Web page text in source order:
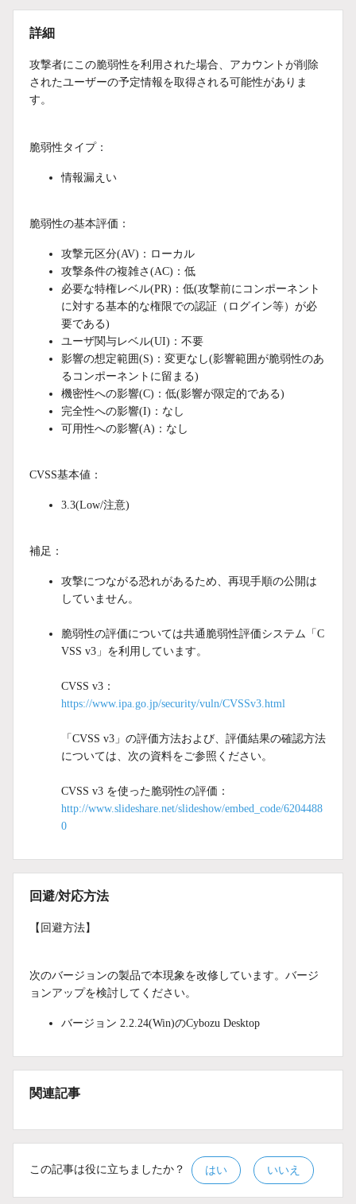
詳細
攻撃者にこの脆弱性を利用された場合、アカウントが削除
されたユーザーの予定情報を取得される可能性がありま
す。
脆弱性タイプ：
情報漏えい
脆弱性の基本評価：
攻撃元区分(AV)：ローカル
攻撃条件の複雑さ(AC)：低
必要な特権レベル(PR)：低(攻撃前にコンポーネント
に対する基本的な権限での認証（ログイン等）が必
要である)
ユーザ関与レベル(UI)：不要
影響の想定範囲(S)：変更なし(影響範囲が脆弱性のあ
るコンポーネントに留まる)
機密性への影響(C)：低(影響が限定的である)
完全性への影響(I)：なし
可用性への影響(A)：なし
CVSS基本値：
3.3(Low/注意)
補足：
攻撃につながる恐れがあるため、再現手順の公開は
していません。
脆弱性の評価については共通脆弱性評価システム「C
VSS v3」を利用しています。
CVSS v3：
https://www.ipa.go.jp/security/vuln/CVSSv3.html
「CVSS v3」の評価方法および、評価結果の確認方法
については、次の資料をご参照ください。
CVSS v3 を使った脆弱性の評価：
http://www.slideshare.net/slideshow/embed_code/6204488
0
回避/対応方法
【回避方法】
次のバージョンの製品で本現象を改修しています。バージ
ョンアップを検討してください。
バージョン 2.2.24(Win)のCybozu Desktop
関連記事
この記事は役に立ちましたか？ はい いいえ